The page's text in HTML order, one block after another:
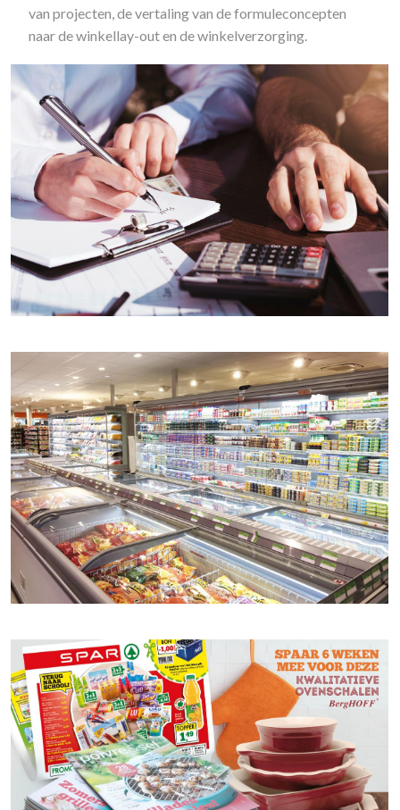
van projecten, de vertaling van de formuleconcepten
naar de winkellay-out en de winkelverzorging.